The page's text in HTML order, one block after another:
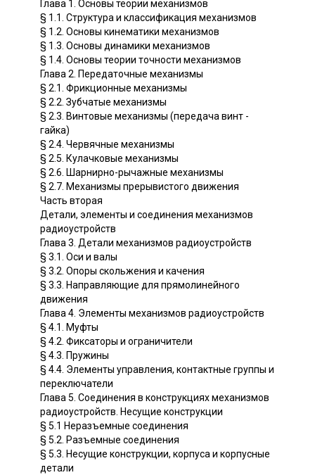
Глава 1. Основы теории механизмов
§ 1.1. Структура и классификация механизмов
§ 1.2. Основы кинематики механизмов
§ 1.3. Основы динамики механизмов
§ 1.4. Основы теории точности механизмов
Глава 2. Передаточные механизмы
§ 2.1. Фрикционные механизмы
§ 2.2. Зубчатые механизмы
§ 2.3. Винтовые механизмы (передача винт -
гайка)
§ 2.4. Червячные механизмы
§ 2.5. Кулачковые механизмы
§ 2.6. Шарнирно-рычажные механизмы
§ 2.7. Механизмы прерывистого движения
Часть вторая
Детали, элементы и соединения механизмов
радиоустройств
Глава 3. Детали механизмов радиоустройств
§ 3.1. Оси и валы
§ 3.2. Опоры скольжения и качения
§ 3.3. Направляющие для прямолинейного
движения
Глава 4. Элементы механизмов радиоустройств
§ 4.1. Муфты
§ 4.2. Фиксаторы и ограничители
§ 4.3. Пружины
§ 4.4. Элементы управления, контактные группы и
переключатели
Глава 5. Соединения в конструкциях механизмов
радиоустройств. Несущие конструкции
§ 5.1 Неразъемные соединения
§ 5.2. Разъемные соединения
§ 5.3. Несущие конструкции, корпуса и корпусные
детали